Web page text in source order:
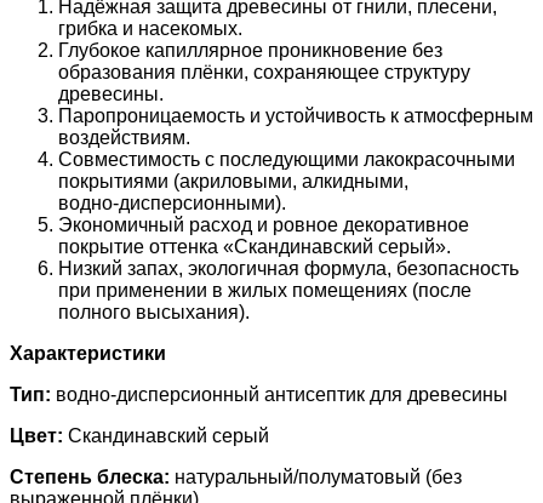
Надёжная защита древесины от гнили, плесени,
грибка и насекомых.
Глубокое капиллярное проникновение без
образования плёнки, сохраняющее структуру
древесины.
Паропроницаемость и устойчивость к атмосферным
воздействиям.
Совместимость с последующими лакокрасочными
покрытиями (акриловыми, алкидными,
водно‑дисперсионными).
Экономичный расход и ровное декоративное
покрытие оттенка «Скандинавский серый».
Низкий запах, экологичная формула, безопасность
при применении в жилых помещениях (после
полного высыхания).
Характеристики
Тип: водно‑дисперсионный антисептик для древесины
Цвет: Скандинавский серый
Степень блеска: натуральный/полуматовый (без